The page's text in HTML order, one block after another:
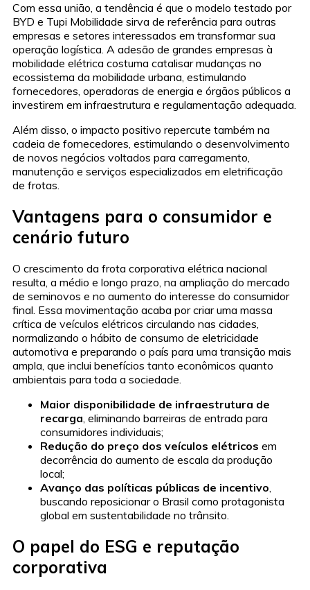
Com essa união, a tendência é que o modelo testado por
BYD e Tupi Mobilidade sirva de referência para outras
empresas e setores interessados em transformar sua
operação logística. A adesão de grandes empresas à
mobilidade elétrica costuma catalisar mudanças no
ecossistema da mobilidade urbana, estimulando
fornecedores, operadoras de energia e órgãos públicos a
investirem em infraestrutura e regulamentação adequada.
Além disso, o impacto positivo repercute também na
cadeia de fornecedores, estimulando o desenvolvimento
de novos negócios voltados para carregamento,
manutenção e serviços especializados em eletrificação
de frotas.
Vantagens para o consumidor e
cenário futuro
O crescimento da frota corporativa elétrica nacional
resulta, a médio e longo prazo, na ampliação do mercado
de seminovos e no aumento do interesse do consumidor
final. Essa movimentação acaba por criar uma massa
crítica de veículos elétricos circulando nas cidades,
normalizando o hábito de consumo de eletricidade
automotiva e preparando o país para uma transição mais
ampla, que inclui benefícios tanto econômicos quanto
ambientais para toda a sociedade.
Maior disponibilidade de infraestrutura de
recarga, eliminando barreiras de entrada para
consumidores individuais;
Redução do preço dos veículos elétricos em
decorrência do aumento de escala da produção
local;
Avanço das políticas públicas de incentivo,
buscando reposicionar o Brasil como protagonista
global em sustentabilidade no trânsito.
O papel do ESG e reputação
corporativa